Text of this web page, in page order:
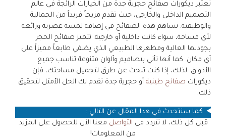
تعتبر ديكورات صفائح حجرية جدة من الخيارات الرائجة في عالم
التصميم الداخلي والخارجي، حيث تقدم مزيجاً فريداً من الجمالية
والوظيفية. تساهم هذه الصفائح في إضافة لمسة عصرية ورائعة
لأي مساحة، سواء كانت داخلية أو خارجية. تتميز صفائح الحجر
بجودتها العالية ومظهرها الطبيعي الذي يضفي طابعاً مميزاً على
أي مكان. كما أنها تأتي بتصاميم وألوان متنوعة تناسب جميع
الأذواق. لذلك، إذا كنت تبحث عن طرق لتجميل مساحتك، فإن
ديكورات صفائح طينية أو حجرية جدة تقدم لك الحل الأمثل لتحقيق
ذلك.
كما سنتحدث في هذا المقال عن التالي :
قبل كل ذلك، لا تتردد في التواصل معنا الآن للحصول على المزيد
من المعلومات!